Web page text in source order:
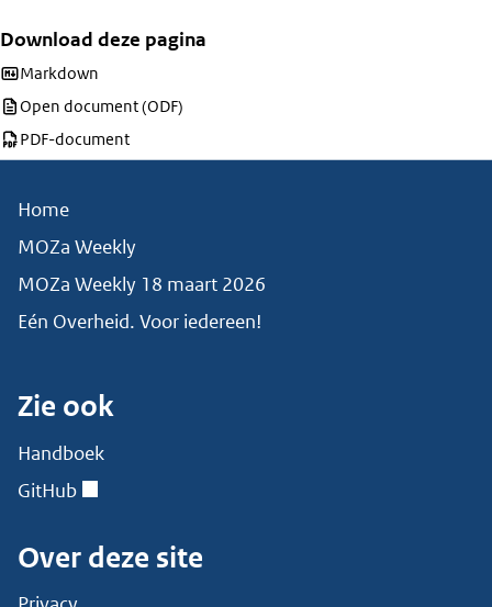
Download deze pagina
Download deze pagina als
Markdown
Download deze pagina als
Open document (ODF)
Download deze pagina als
PDF-document
Home
MOZa Weekly
MOZa Weekly 18 maart 2026
Eén Overheid. Voor iedereen!
Zie ook
Handboek
GitHub
Over deze site